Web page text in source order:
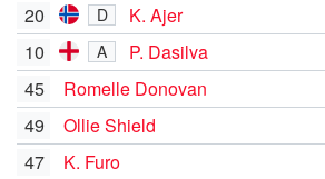
20
D
K. Ajer
10
A
P. Dasilva
45
Romelle Donovan
49
Ollie Shield
47
K. Furo